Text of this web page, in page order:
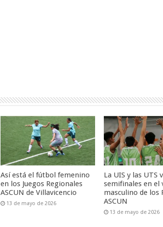
Así está el fútbol femenino
en los Juegos Regionales
ASCUN de Villavicencio
13 de mayo de 2026
La UIS y las UTS
semifinales en el
masculino de los
ASCUN
13 de mayo de 2026